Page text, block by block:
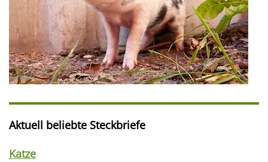
Aktuell beliebte Steckbriefe
Katze